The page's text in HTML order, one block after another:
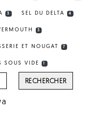
3 SEL DU DELTA 4
3
ET NOUGAT 7
SOUS VIDE
RECHERCHER
LA LANGUE: FR